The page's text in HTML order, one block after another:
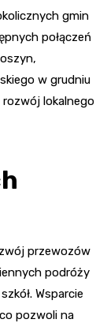
gmin
połączeń
w grudniu
rozwój lokalnego
przewozów
podróży
Wsparcie
pozwoli na